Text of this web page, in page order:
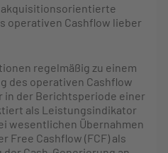
akquisitionsorientierte
operativen Cashflow lieber
regelmäßig zu einem
des operativen Cashflow
in der Berichtsperiode einer
als Leistungsindikator
wesentlichen Übernahmen
Free Cashflow (FCF) als